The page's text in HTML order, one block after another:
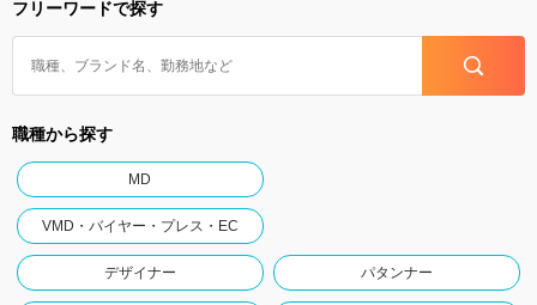
フリーワードで探す
職種から探す
MD
VMD・バイヤー・プレス・EC
デザイナー パタンナー